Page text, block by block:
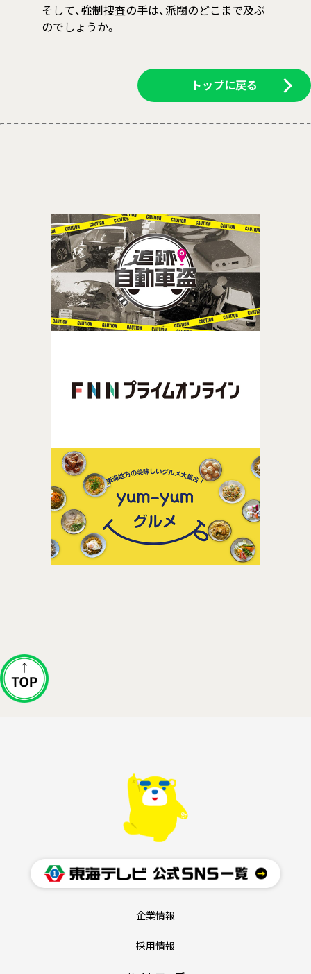
そして、強制捜査の手は、派閥のどこまで及ぶ
のでしょうか。
トップに戻る
企業情報
採用情報